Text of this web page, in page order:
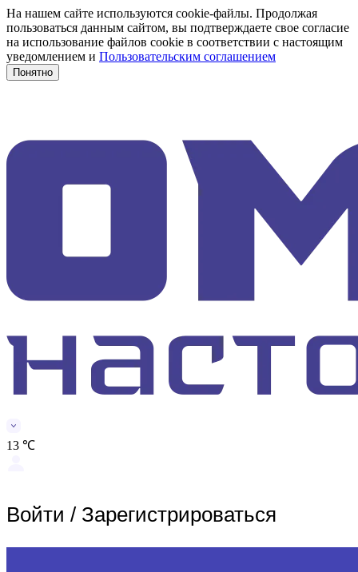
На нашем сайте используются cookie-файлы. Продолжая
пользоваться данным сайтом, вы подтверждаете свое согласие
на использование файлов cookie в соответствии с настоящим
уведомлением и Пользовательским соглашением
Понятно
13 ℃
Войти / Зарегистрироваться